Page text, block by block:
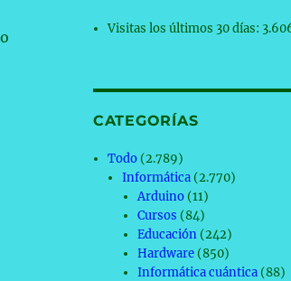
pese a que estos ataques
Visitas los últimos 30 días:
CATEGORÍAS
Todo (2.789)
Informática (2.770)
Arduino(11)
Cursos (84)
Educación(242)
Hardware(850)
Informática cuántica(88)